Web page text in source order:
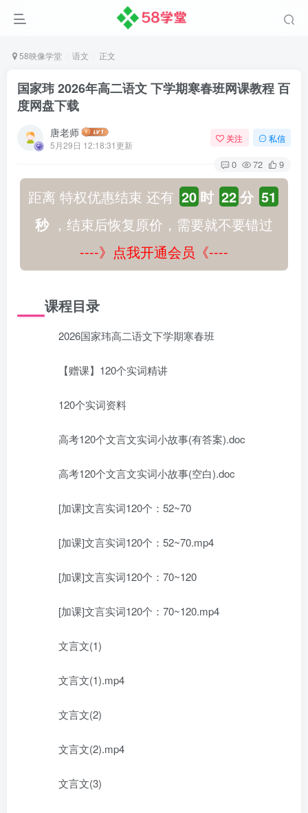
58映像学堂 语文 正文
国家玮 2026年高二语文 下学期寒春班网课教程 百
度网盘下载
唐老师
5月29日 12:18:31更新
关注 私信
0 72 9
距离 特权优惠结束 还有 20 时 22分 50
秒，结束后恢复原价，需要就不要错过
----》点我开通会员《----
课程目录
2026国家玮高二语文下学期寒春班
【赠课】120个实词精讲
120个实词资料
高考120个文言文实词小故事(有答案).doc
高考120个文言文实词小故事(空白).doc
[加课]文言实词120个：52~70
[加课]文言实词120个：52~70.mp4
[加课]文言实词120个：70~120
[加课]文言实词120个：70~120.mp4
文言文(1)
文言文(1).mp4
文言文(2)
文言文(2).mp4
文言文(3)